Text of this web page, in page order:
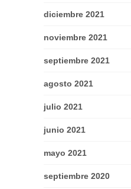
diciembre 2021
noviembre 2021
septiembre 2021
agosto 2021
julio 2021
junio 2021
mayo 2021
septiembre 2020